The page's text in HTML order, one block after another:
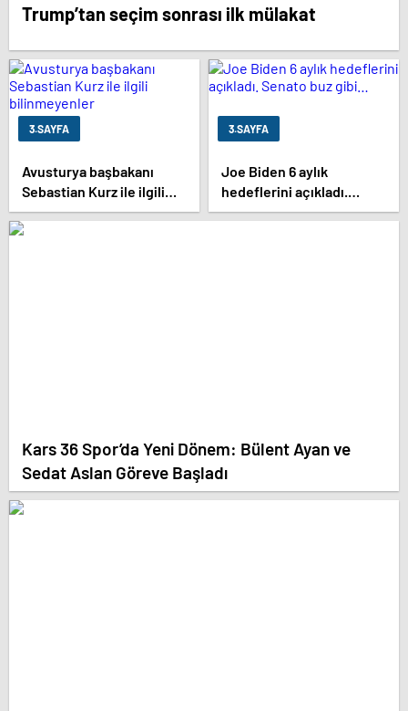
Trump’tan seçim sonrası ilk mülakat
3.SAYFA
Avusturya başbakanı
Sebastian Kurz ile ilgili
bilinmeyenler
3.SAYFA
Joe Biden 6 aylık
hedeflerini açıkladı.
Senato buz gibi…
Kars 36 Spor’da Yeni Dönem: Bülent Ayan ve
Sedat Aslan Göreve Başladı